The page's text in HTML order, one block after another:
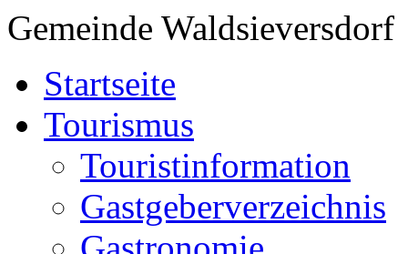
Gemeinde Waldsieversdorf
Startseite
Tourismus
Touristinformation
Gastgeberverzeichnis